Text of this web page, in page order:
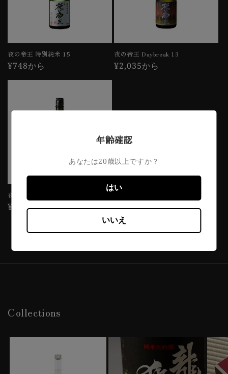
夜の帝王 特別純米 15
通
¥748から
夜の帝王 Daybreak 13
通
¥2,035から
夜の帝王 FOREVER 20
通
¥2,420から
Collections
年齢確認
あなたは20歳以上ですか？
はい
いいえ